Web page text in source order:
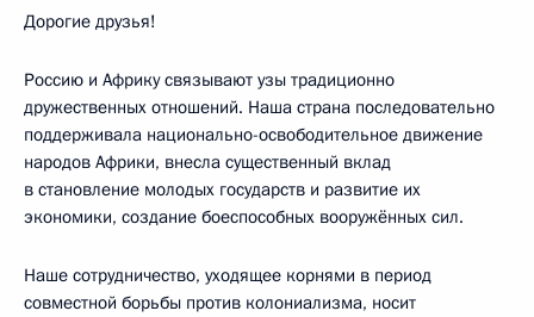
Дорогие друзья!
Россию и Африку связывают узы традиционно
дружественных отношений. Наша страна последовательно
поддерживала национально-освободительное движение
народов Африки, внесла существенный вклад
в становление молодых государств и развитие их
экономики, создание боеспособных вооружённых сил.
Наше сотрудничество, уходящее корнями в период
совместной борьбы против колониализма, носит